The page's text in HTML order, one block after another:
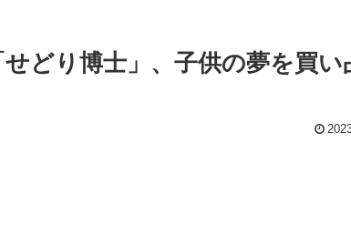
どり博士」、子供の夢を買い